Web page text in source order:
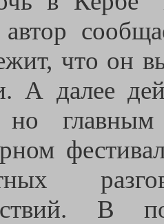
что он
А далее
но
В